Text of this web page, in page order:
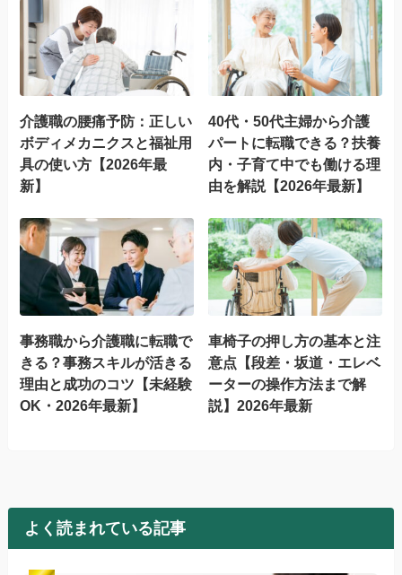
介護職の腰痛予防：正しい
ボディメカニクスと福祉用
具の使い方【2026年最
新】
40代・50代主婦から介護
パートに転職できる？扶養
内・子育て中でも働ける理
由を解説【2026年最新】
事務職から介護職に転職で
きる？事務スキルが活きる
理由と成功のコツ【未経験
OK・2026年最新】
車椅子の押し方の基本と注
意点【段差・坂道・エレベ
ーターの操作方法まで解
説】2026年最新
よく読まれている記事